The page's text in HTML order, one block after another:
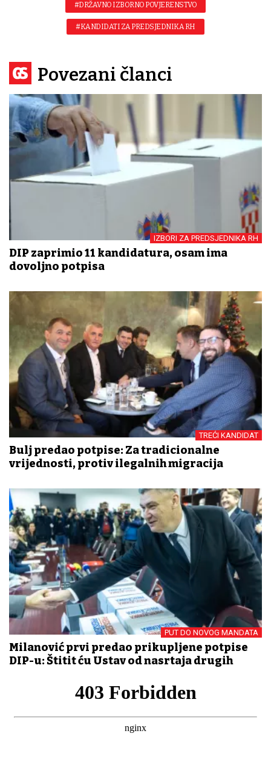
#DRŽAVNO IZBORNO POVJERENSTVO
#KANDIDATI ZA PREDSJEDNIKA RH
Povezani članci
IZBORI ZA PREDSJEDNIKA RH
DIP zaprimio 11 kandidatura, osam ima
dovoljno potpisa
TREĆI KANDIDAT
Bulj predao potpise: Za tradicionalne
vrijednosti, protiv ilegalnih migracija
PUT DO NOVOG MANDATA
Milanović prvi predao prikupljene potpise
DIP-u: Štitit ću Ustav od nasrtaja drugih